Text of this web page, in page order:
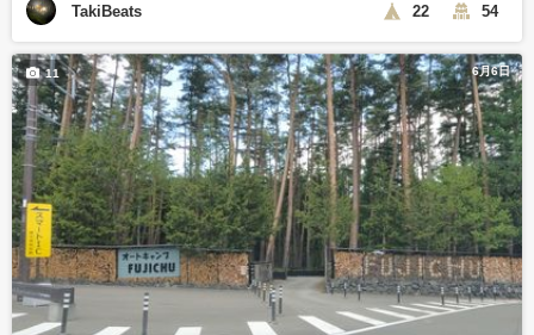
TakiBeats 22 54
6月6日
11